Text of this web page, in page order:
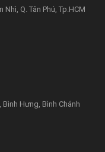
Q. Tân Phú, Tp.HCM
Hưng, Bình Chánh